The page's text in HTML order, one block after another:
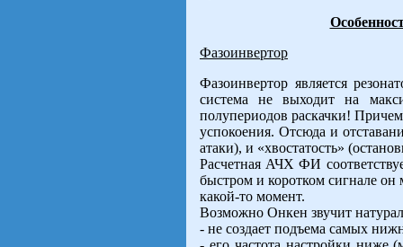
Фазоинвертор
Фазоинвертор является
система не выходит на
полупериодов раскачки!
успокоения. Отсюда и
атаки), и «хвостатость»
Расчетная АЧХ ФИ
быстром и коротком сигнале он
какой-то момент.
Возможно Онкен звучит
- не создает подъема самых